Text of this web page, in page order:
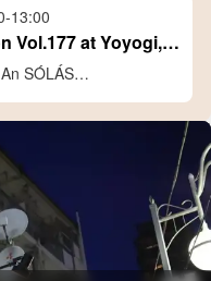
-13:00
Vol.177 at Yoyogi,
SÓLÁS
ュパブ アン ソラス